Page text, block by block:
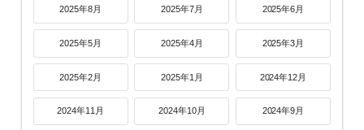
2025年8月 2025年7月 2025年6月
2025年5月 2025年4月 2025年3月
2025年2月 2025年1月 2024年12月
2024年11月 2024年10月 2024年9月